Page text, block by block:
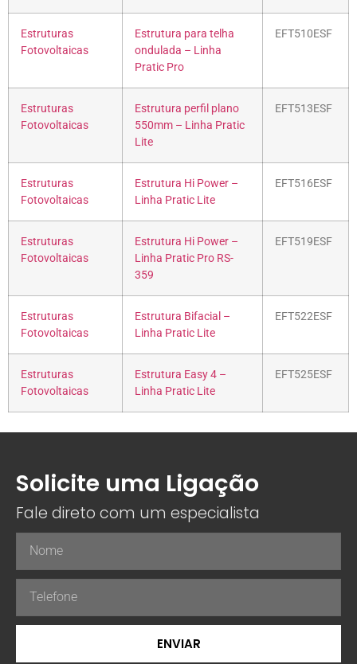
Estruturas
Fotovoltaicas
Estrutura para telha
ondulada – Linha
Pratic Pro
EFT510ESF
Estruturas
Fotovoltaicas
Estrutura perfil plano
550mm – Linha Pratic
Lite
EFT513ESF
Estruturas
Fotovoltaicas
Estrutura Hi Power –
Linha Pratic Lite
EFT516ESF
Estruturas
Fotovoltaicas
Estrutura Hi Power –
Linha Pratic Pro RS-
359
EFT519ESF
Estruturas
Fotovoltaicas
Estrutura Bifacial –
Linha Pratic Lite
EFT522ESF
Estruturas
Fotovoltaicas
Estrutura Easy 4 –
Linha Pratic Lite
EFT525ESF
Solicite uma Ligação
Fale direto com um especialista
ENVIAR